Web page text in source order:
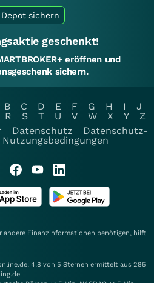
sichern
geschenkt!
eröffnen und
sichern.
B C D E F G H I
J
R S T U V W X Y
Z
Datenschutz
Datenschutz-
Nutzungsbedingungen
andere Finanzinformationen benötigen, hilft
4.8 von 5 Sternen ermittelt aus 285